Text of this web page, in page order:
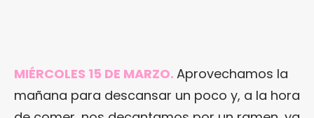
MIÉRCOLES 15 DE MARZO. Aprovechamos la
mañana para descansar un poco y, a la hora